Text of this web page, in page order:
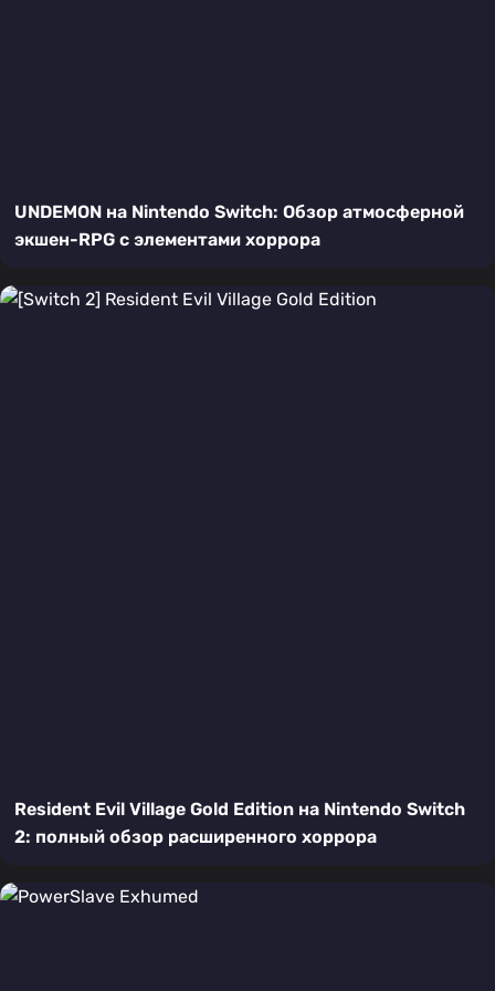
UNDEMON на Nintendo Switch: Обзор атмосферной
экшен-RPG с элементами хоррора
Resident Evil Village Gold Edition на Nintendo Switch
2: полный обзор расширенного хоррора